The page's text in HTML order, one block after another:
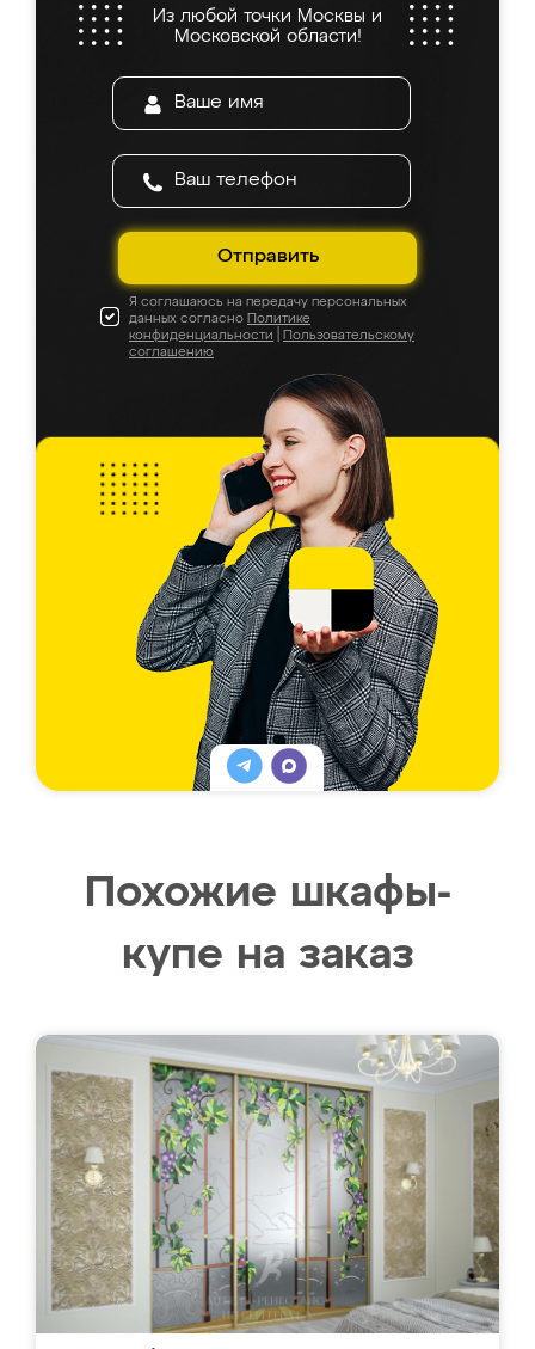
Из любой точки Москвы и
Московской области!
Отправить
Я соглашаюсь на передачу персональных
данных согласно Политике
конфиденциальности
Пользовательскому
соглашению
Похожие шкафы-
купе на заказ